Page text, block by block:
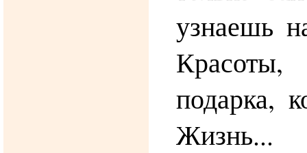
узнаешь
подарка,
Жизнь...